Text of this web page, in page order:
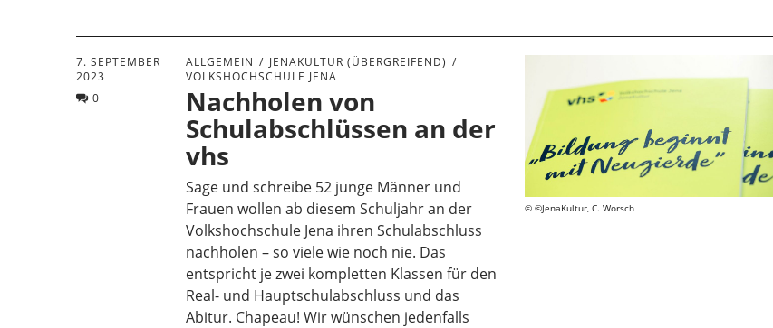
©JenaKultur, C. Worsch
7. SEPTEMBER
2023
0
ALLGEMEIN
JENAKULTUR (ÜBERGREIFEND)
VOLKSHOCHSCHULE JENA
Nachholen von
Schulabschlüssen an der
vhs
Sage und schreibe 52 junge Männer und
Frauen wollen ab diesem Schuljahr an der
Volkshochschule Jena ihren Schulabschluss
nachholen – so viele wie noch nie. Das
entspricht je zwei kompletten Klassen für den
Real- und Hauptschulabschluss und das
Abitur. Chapeau! Wir wünschen jedenfalls